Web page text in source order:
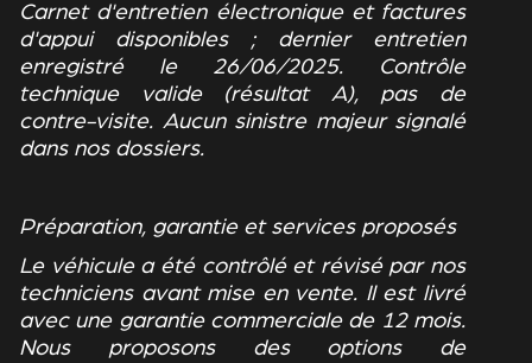
Carnet d'entretien électronique et factures
d'appui disponibles ; dernier entretien
enregistré le 26/06/2025. Contrôle
technique valide (résultat A), pas de
contre-visite. Aucun sinistre majeur signalé
dans nos dossiers.
Préparation, garantie et services proposés
Le véhicule a été contrôlé et révisé par nos
techniciens avant mise en vente. Il est livré
avec une garantie commerciale de 12 mois.
Nous proposons des options de